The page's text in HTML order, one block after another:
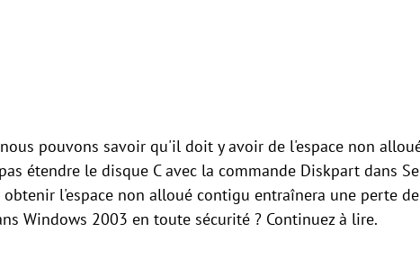
nous pouvons savoir qu'il doit y avoir de l'espace non
étendre le disque C avec la commande Diskpart dans
l'espace non alloué contigu entraînera une perte
Windows 2003 en toute sécurité ? Continuez à lire.